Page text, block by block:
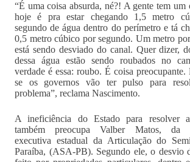
“É uma coisa absurda, né?! A gente tem um
hoje é pra estar chegando 1,5 metro
segundo de água dentro do perímetro e tá
0,5 metro cúbico por segundo. Um metro
está sendo desviado do canal. Quer dizer,
dessa água estão sendo roubados no
verdade é essa: roubo. É coisa preocupante.
se os governos vão ter pulso para
problema”, reclama Nascimento.
A ineficiência do Estado para resolver
também preocupa Valber Matos, da
executiva estadual da Articulação do
Paraíba, (ASA-PB). Segundo ele, o desvio